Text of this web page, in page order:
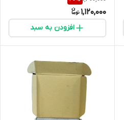
1,120,000
افزودن به سبد